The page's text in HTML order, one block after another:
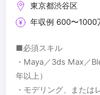
東京都渋谷区
年収例 600〜1000
■必須スキル
・Maya／3ds Max／
年以上）
・モデリング、または